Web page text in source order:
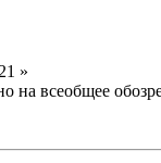
»
всеобщее